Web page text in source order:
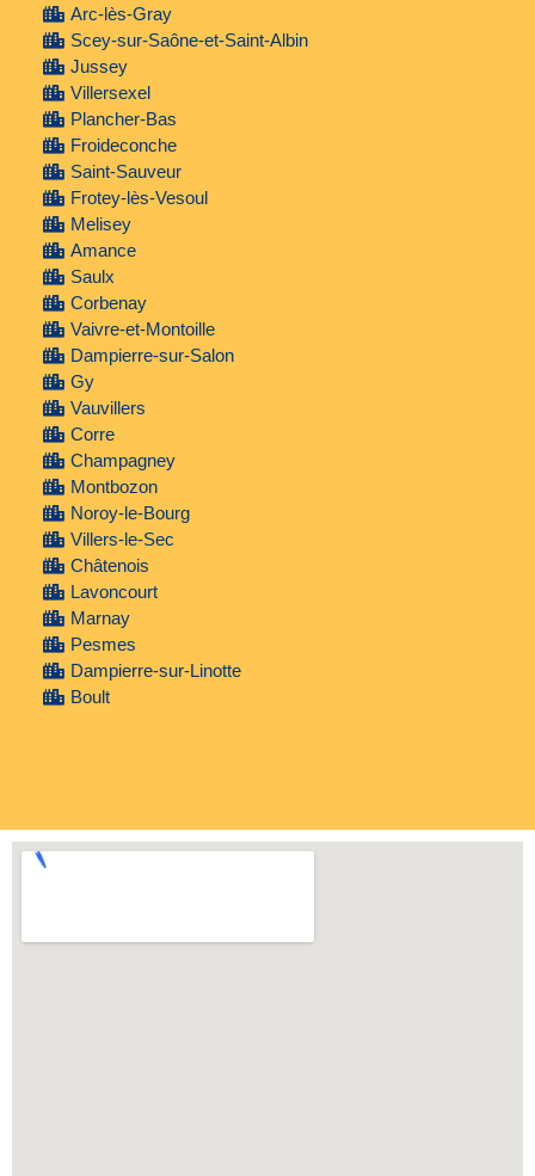
Arc-lès-Gray
Scey-sur-Saône-et-Saint-Albin
Jussey
Villersexel
Plancher-Bas
Froideconche
Saint-Sauveur
Frotey-lès-Vesoul
Melisey
Amance
Saulx
Corbenay
Vaivre-et-Montoille
Dampierre-sur-Salon
Gy
Vauvillers
Corre
Champagney
Montbozon
Noroy-le-Bourg
Villers-le-Sec
Châtenois
Lavoncourt
Marnay
Pesmes
Dampierre-sur-Linotte
Boult